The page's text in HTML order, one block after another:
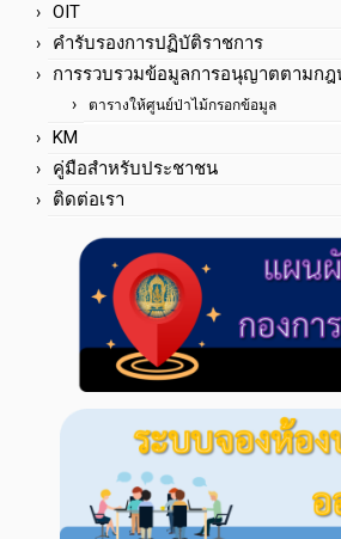
OIT
คำรับรองการปฏิบัติราชการ
การรวบรวมข้อมูลการอนุญาตตามกฎ
ตารางให้ศูนย์ป่าไม้กรอกข้อมูล
KM
คู่มือสำหรับประชาชน
ติดต่อเรา